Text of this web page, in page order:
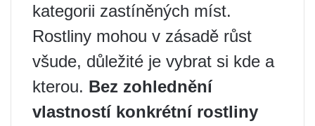
kategorii zastíněných míst.
Rostliny mohou v zásadě růst
všude, důležité je vybrat si kde a
kterou. Bez zohlednění
vlastností konkrétní rostliny